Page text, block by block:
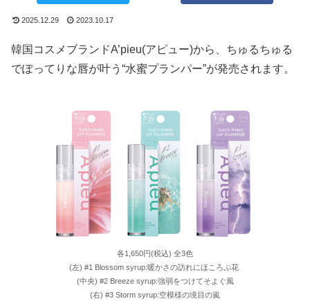
2025.12.29 2023.10.17
韓国コスメブランドA’pieu(アピュー)から、ちゅるちゅる
でぽってりな唇が叶う“水蜜プランパー”が発売されます。
各1,650円(税込) 全3色
(左) #1 Blossom syrup:暖かさの訪れにほころぶ花
(中央) #2 Breeze syrup:強弱をつけてそよぐ風
(右) #3 Storm syrup:空模様の境目の嵐